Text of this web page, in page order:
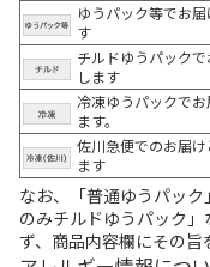
ゆうパック等でお
す
チルドゆうパックで
します
冷凍ゆうパックでお
ます。
佐川急便でのお届け
ます
なお、「普通ゆうパッ
のみチルドゆうパック
ず、商品内容欄にその旨